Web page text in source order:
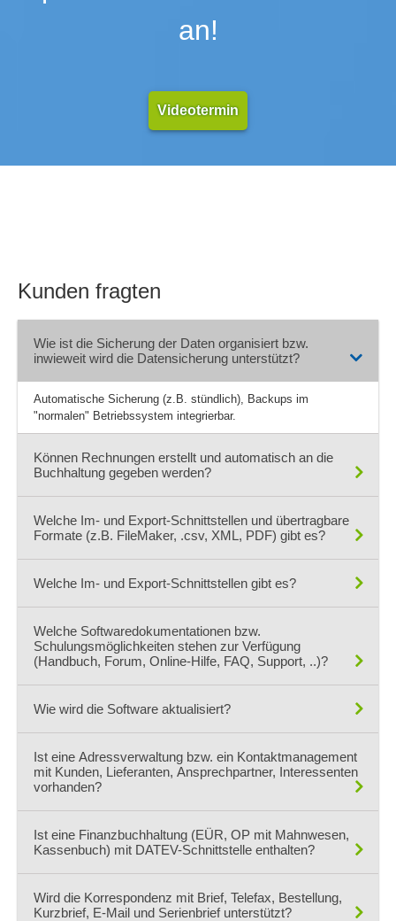
an!
Videotermin
Kunden fragten
Wie ist die Sicherung der Daten organisiert bzw.
inwieweit wird die Datensicherung unterstützt?
Automatische Sicherung (z.B. stündlich), Backups im
"normalen" Betriebssystem integrierbar.
Können Rechnungen erstellt und automatisch an die
Buchhaltung gegeben werden?
Ja, eigene Einnahmen- Überschussberechnung und/oder Export
an Buchhaltung.
Welche Im- und Export-Schnittstellen und übertragbare
Formate (z.B. FileMaker, .csv, XML, PDF) gibt es?
alle (csv, Excel, dBase, XML, DATEV, Export als Excel, PDF
etc.)
Welche Im- und Export-Schnittstellen gibt es?
Excel, csv, Tab-getrennt, DATEV, ONIX, ...
Welche Softwaredokumentationen bzw.
Schulungsmöglichkeiten stehen zur Verfügung
(Handbuch, Forum, Online-Hilfe, FAQ, Support, ..)?
Handbuch, Online-Hilfe, Wiki, Ticketsystem
Wie wird die Software aktualisiert?
Updates per Servicevertrag über uns.
Ist eine Adressverwaltung bzw. ein Kontaktmanagement
mit Kunden, Lieferanten, Ansprechpartner, Interessenten
vorhanden?
Ja, immer (in allen Versionen)
Ist eine Finanzbuchhaltung (EÜR, OP mit Mahnwesen,
Kassenbuch) mit DATEV-Schnittstelle enthalten?
Ja, immer (in allen Versionen)
Wird die Korrespondenz mit Brief, Telefax, Bestellung,
Kurzbrief, E-Mail und Serienbrief unterstützt?